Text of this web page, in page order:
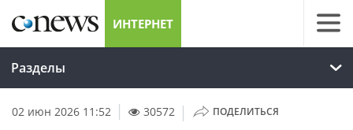
ИНТЕРНЕТ
Разделы
02 июн 2026 11:52 30572 | ПОДЕЛИТЬСЯ